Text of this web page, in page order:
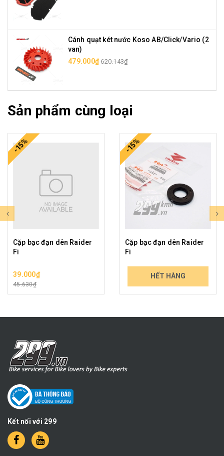
Cánh quạt két nước Koso AB/Click/Vario (2
van)
479.000₫ 620.143₫
Sản phẩm cùng loại
-15%
Cặp bạc đạn dên Raider
Fi
39.000₫
45.630₫
-15%
Cặp bạc đạn dên Raider
Fi
79.000₫HẾT HÀNG
Kết nối với 299